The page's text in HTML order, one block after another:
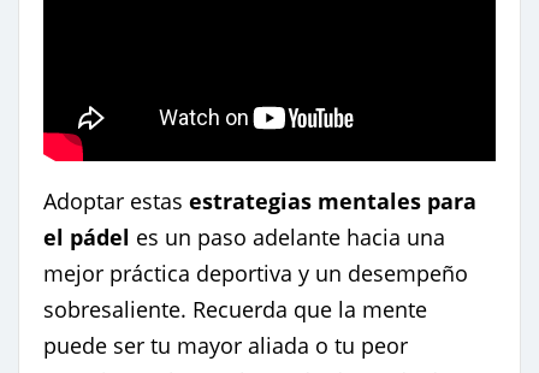
Adoptar estas estrategias mentales para
el pádel es un paso adelante hacia una
mejor práctica deportiva y un desempeño
sobresaliente. Recuerda que la mente
puede ser tu mayor aliada o tu peor